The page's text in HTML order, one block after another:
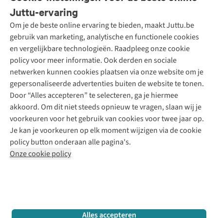
Juttu-ervaring
Om je de beste online ervaring te bieden, maakt Juttu.be
gebruik van marketing, analytische en functionele cookies
en vergelijkbare technologieën. Raadpleeg onze cookie
policy voor meer informatie. Ook derden en sociale
netwerken kunnen cookies plaatsen via onze website om je
gepersonaliseerde advertenties buiten de website te tonen.
Door “Alles accepteren” te selecteren, ga je hiermee
akkoord. Om dit niet steeds opnieuw te vragen, slaan wij je
voorkeuren voor het gebruik van cookies voor twee jaar op.
Je kan je voorkeuren op elk moment wijzigen via de cookie
policy button onderaan alle pagina's.
Onze cookie policy
Alles accepteren
Bestellen
Betalen
10% studentenkorting
Klarna - achteraf betalen
Levering
Retourneren
Bestelling herroepen
Garantie
Contact
Tweedehands - ReJUsed
Kledingatelier
Personal shopping
Textielbox
Events / workshops
Juttu
Over ons
Juttu Friends
Inspiratie
Werken bij Juttu
Onze winkels
De wereld van Juttu
Verantwoord ondernemen
Toegankelijkheidsverklaring
Merken
Nathalie Vleeschouwer
Selected dames
HKLiving
Dickies
Sessùn
Strom
O My Bag
Revolution
Meld je aan voor de nieuwsbrief
Follow us
+32 (0)3 828 30 15 team@juttu.be